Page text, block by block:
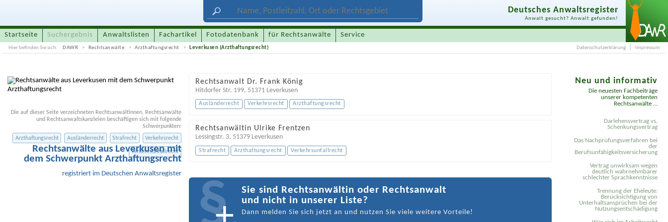
Deutsches Anwaltsregister
Anwalt gesucht? Anwalt gefunden!
Startseite Suchergebnis Anwaltslisten Fachartikel Fotodatenbank für Rechtsanwälte Service
Hier befinden Sie sich: DAWR Rechtsanwälte Arzthaftungsrecht Leverkusen (Arzthaftungsrecht) Datenschutzerklärung Impressum
Rechtsanwälte aus Leverkusen mit
dem Schwerpunkt Arzthaftungsrecht
registriert im Deutschen Anwaltsregister
Die auf dieser Seite verzeichneten Rechtsanwältinnen, Rechtsanwälte
und Rechtsanwaltskanzleien beschäftigen sich mit folgende
Schwerpunkten:
Arzthaftungsrecht
Ausländerrecht Strafrecht Verkehrsrecht
Verkehrsunfallrecht
Rechtsanwalt Dr. Frank König
Hitdorfer Str. 199, 51371 Leverkusen
Ausländerrecht Verkehrsrecht Arzthaftungsrecht
Rechtsanwältin Ulrike Frentzen
Lessingstr. 3, 51379 Leverkusen
Strafrecht Arzthaftungsrecht Verkehrsunfallrecht
Sie sind Rechtsanwältin oder Rechtsanwalt
und nicht in unserer Liste?
Dann melden Sie sich jetzt an und nutzen Sie viele weitere Vorteile!
Neu und informativ
Die neuesten Fachbeiträge
unserer kompetenten
Rechtsanwälte ...
Darlehensvertrag vs.
Schenkungsvertrag
Das Nachprüfungsverfahren bei
der
Berufsunfähigkeitsversicherung
Vertrag unwirksam wegen
deutlich wahrnehmbarer
schlechter Sprachkenntnisse
Trennung der Eheleute:
Berücksichtigung von
Unterhaltsansprüchen bei der
Nutzungsentschädigung